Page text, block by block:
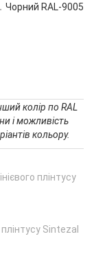
Чорний RAL-9005
колір по RAL
і можливість
кольору.
плінтусу
Sintezal